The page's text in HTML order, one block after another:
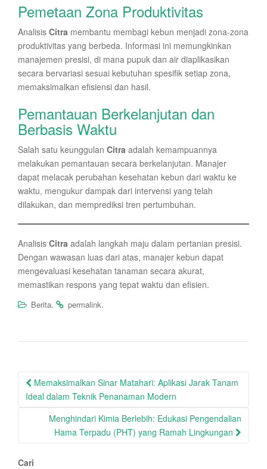
Pemetaan Zona Produktivitas
Analisis Citra membantu membagi kebun menjadi zona-zona
produktivitas yang berbeda. Informasi ini memungkinkan
manajemen presisi, di mana pupuk dan air diaplikasikan
secara bervariasi sesuai kebutuhan spesifik setiap zona,
memaksimalkan efisiensi dan hasil.
Pemantauan Berkelanjutan dan
Berbasis Waktu
Salah satu keunggulan Citra adalah kemampuannya
melakukan pemantauan secara berkelanjutan. Manajer
dapat melacak perubahan kesehatan kebun dari waktu ke
waktu, mengukur dampak dari intervensi yang telah
dilakukan, dan memprediksi tren pertumbuhan.
Analisis Citra adalah langkah maju dalam pertanian presisi.
Dengan wawasan luas dari atas, manajer kebun dapat
mengevaluasi kesehatan tanaman secara akurat,
memastikan respons yang tepat waktu dan efisien.
Berita. permalink.
Post
navigation
Memaksimalkan Sinar Matahari: Aplikasi Jarak Tanam
Ideal dalam Teknik Penanaman Modern
Menghindari Kimia Berlebih: Edukasi Pengendalian
Hama Terpadu (PHT) yang Ramah Lingkungan
Cari